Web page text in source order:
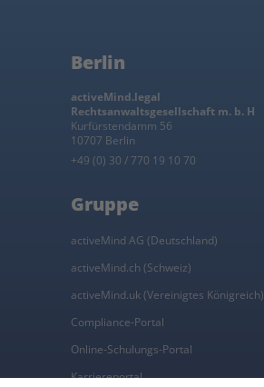
Berlin
activeMind.legal
Rechtsanwaltsgesellschaft m. b. H
Kurfürstendamm 56
10707 Berlin
+49 (0) 30 / 770 19 10 70
Gruppe
activeMind AG (Deutschland)
activeMind.ch (Schweiz)
activeMind.uk (Vereinigtes Königreich)
Compliance-Portal
Online-Schulungs-Portal
Karriereportal